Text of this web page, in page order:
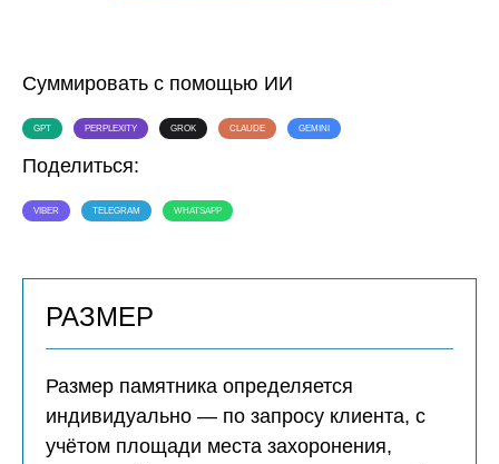
Суммировать с помощью ИИ
GPT PERPLEXITY GROK CLAUDE GEMINI
Поделиться:
VIBER TELEGRAM WHATSAPP
РАЗМЕР
Размер памятника определяется
индивидуально — по запросу клиента, с
учётом площади места захоронения,